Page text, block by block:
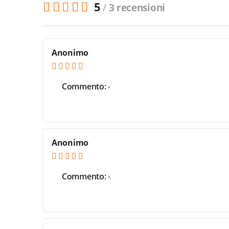
5/3 recensioni
Anonimo
Commento:-
Anonimo
Commento:-